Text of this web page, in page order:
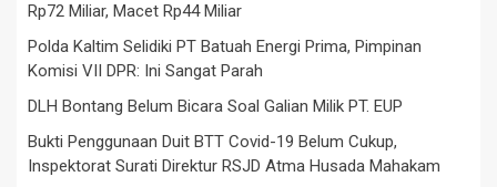
Rp72 Miliar, Macet Rp44 Miliar
Polda Kaltim Selidiki PT Batuah Energi Prima, Pimpinan
Komisi VII DPR: Ini Sangat Parah
DLH Bontang Belum Bicara Soal Galian Milik PT. EUP
Bukti Penggunaan Duit BTT Covid-19 Belum Cukup,
Inspektorat Surati Direktur RSJD Atma Husada Mahakam